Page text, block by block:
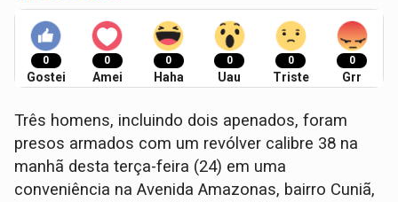
0
Gostei
0
Amei
0
Haha
0
Uau
0
Triste
0
Grr
Três homens, incluindo dois apenados, foram
presos armados com um revólver calibre 38 na
manhã desta terça-feira (24) em uma
conveniência na Avenida Amazonas, bairro Cuniã,